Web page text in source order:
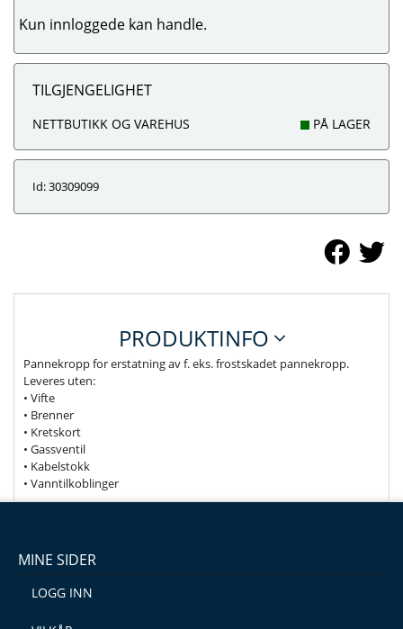
Kun innloggede kan handle.
TILGJENGELIGHET
NETTBUTIKK OG VAREHUS PÅ LAGER
Id: 30309099
PRODUKTINFO
Pannekropp for erstatning av f. eks. frostskadet pannekropp.
Leveres uten:
• Vifte
• Brenner
• Kretskort
• Gassventil
• Kabelstokk
• Vanntilkoblinger
MINE SIDER
LOGG INN